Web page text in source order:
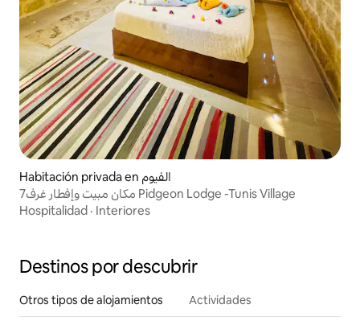
Habitación privada en الفيوم
مكان مبيت وإفطار غرف7 Pidgeon Lodge -Tunis Village
Hospitalidad · Interiores
Destinos por descubrir
Otros tipos de alojamientos Actividades